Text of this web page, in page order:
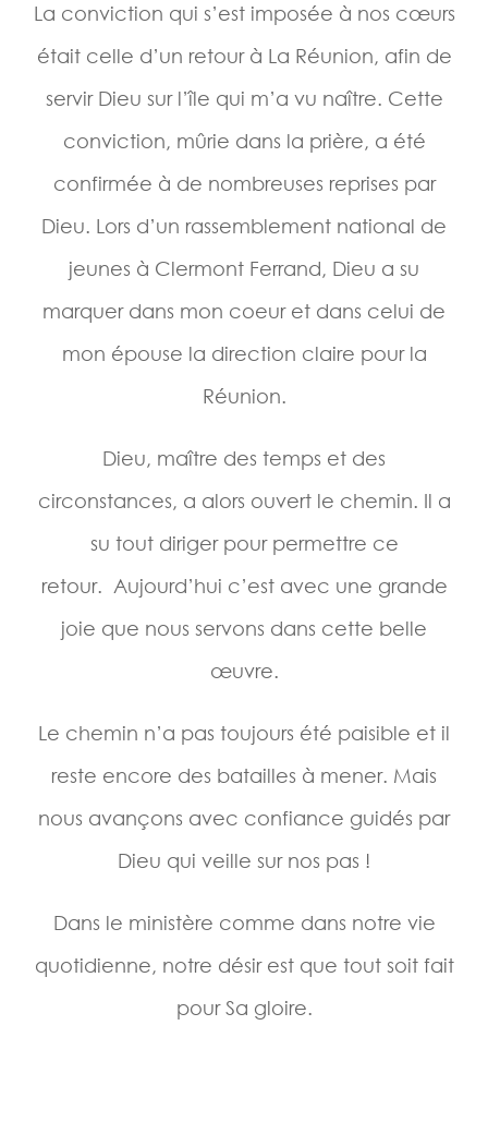
La conviction qui s’est imposée à nos cœurs
était celle d’un retour à La Réunion, afin de
servir Dieu sur l’île qui m’a vu naître. Cette
conviction, mûrie dans la prière, a été
confirmée à de nombreuses reprises par
Dieu. Lors d’un rassemblement national de
jeunes à Clermont Ferrand, Dieu a su
marquer dans mon coeur et dans celui de
mon épouse la direction claire pour la
Réunion.
Dieu, maître des temps et des
circonstances, a alors ouvert le chemin. Il a
su tout diriger pour permettre ce
retour. Aujourd’hui c’est avec une grande
joie que nous servons dans cette belle
œuvre.
Le chemin n’a pas toujours été paisible et il
reste encore des batailles à mener. Mais
nous avançons avec confiance guidés par
Dieu qui veille sur nos pas !
Dans le ministère comme dans notre vie
quotidienne, notre désir est que tout soit fait
pour Sa gloire.